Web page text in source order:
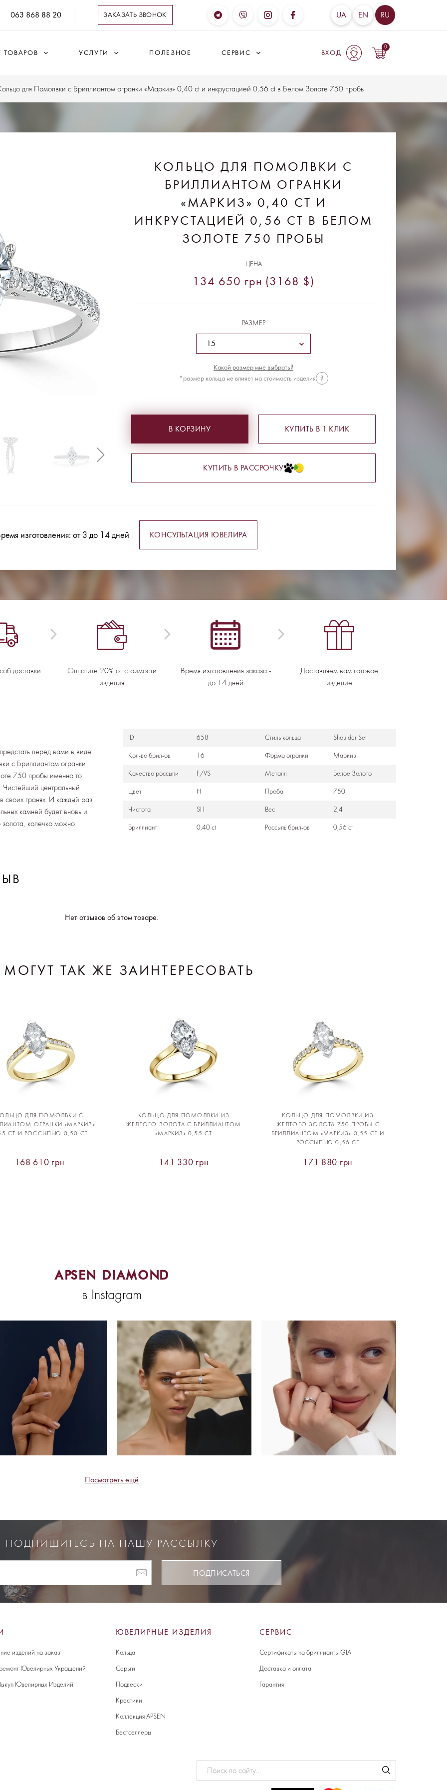
063 868 88 20 ЗАКАЗАТЬ ЗВОНОК UA EN RU
ТОВАРОВ УСЛУГИ ПОЛЕЗНОЕ СЕРВИС ВХОД
0
для Помолвки с Бриллиантом огранки «Маркиз» 0,40 ct и инкрустацией 0,56 ct в Белом Золоте 750 пробы
КОЛЬЦО ДЛЯ ПОМОЛВКИ С
БРИЛЛИАНТОМ ОГРАНКИ
«МАРКИЗ» 0,40 CT И
ИНКРУСТАЦИЕЙ 0,56 CT В БЕЛОМ
ЗОЛОТЕ 750 ПРОБЫ
ЦЕНА
134 650 грн (3168 $)
РАЗМЕР
Какой размер мне выбрать?
*размер кольца не влияет на стоимость изделия
?
В КОРЗИНУ
КУПИТЬ В РАССРОЧКУ
КУПИТЬ В 1 КЛИК
изготовления: от 3 до 14 дней КОНСУЛЬТАЦИЯ ЮВЕЛИРА
доставки
Оплатите 20% от стоимости
изделия
Время изготовления заказа -
до 14 дней
Доставляем вам готовое
изделие
перед вами в виде
с Бриллиантом огранки
750 пробы именно то
Чистейший центральный
своих гранях. И каждый раз,
камней будет вновь и
колечко можно
ID 658 Стиль кольца Shoulder Set
Кол-во брил-ов 16 Формa огранки Маркиз
Качество россыпи F/VS Металл Белое Золото
Цвет H Проба 750
Чистота SI1 Вес 2,4
Бриллиант 0,40 ct Россыпь брил-ов 0,56 ct
Нет отзывов об этом товаре.
ТАК ЖЕ ЗАИНТЕРЕСОВАТЬ
ДЛЯ ПОМОЛВКИ С
ОГРАНКИ «МАРКИЗ»
CT И РОССЫПЬЮ 0,50 CT
168 610 грн
КОЛЬЦО ДЛЯ ПОМОЛВКИ ИЗ
ЖЕЛТОГО ЗОЛОТА С БРИЛЛИАНТОМ
«МАРКИЗ» 0,55 CT
141 330 грн
КОЛЬЦО ДЛЯ ПОМОЛВКИ ИЗ
ЖЕЛТОГО ЗОЛОТА 750 ПРОБЫ С
БРИЛЛИАНТОМ «МАРКИЗ» 0,55 CT И
РОССЫПЬЮ 0,56 CT
171 880 грн
APSEN DIAMOND
в Instagram
Посмотреть ещё
ПОДПИШИТЕСЬ НА НАШУ РАССЫЛКУ
ПОДПИСАТЬСЯ
изделий на заказ
Ювелирных Украшений
Ювелирных Изделий
ЮВЕЛИРНЫЕ ИЗДЕЛИЯ
Кольца
Серьги
Подвески
Крестики
Коллекция APSEN
Бестселлеры
СЕРВИС
Сертификаты на бриллианты GIA
Доставка и оплата
Гарантия